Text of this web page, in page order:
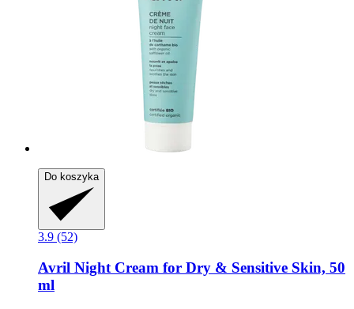
Do koszyka
3.9 (52)
Avril Night Cream for Dry & Sensitive Skin, 50
ml